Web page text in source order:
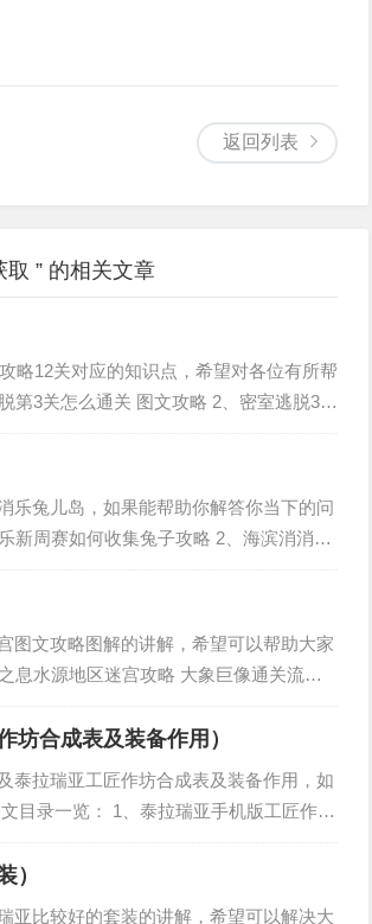
返回列表
” 的相关文章
略12关对应的知识点，希望对各位有所帮
第3关怎么通关 图文攻略 2、密室逃脱3第
公大厦攻略，第7关至第9关攻略是什
乐兔儿岛，如果能帮助你解答你当下的问
新周赛如何收集兔子攻略 2、海滨消消乐
翻？有什么技巧？ 海滨消消乐新周赛如何
图文攻略图解的讲解，希望可以帮助大家
息水源地区迷宫攻略 大象巨像通关流程
怎么玩 3、求助，打第一个神兽大象迷宫
坊合成表及装备作用）
泰拉瑞亚工匠作坊合成表及装备作用，如
目录一览： 1、泰拉瑞亚手机版工匠作坊
亚合成表1.1725 4、泰拉瑞亚手机合成
）
亚比较好的套装的讲解，希望可以解决大